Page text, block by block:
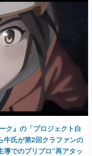
ク』の「プロジェクト白
牛氏が第2回クラファンの
でのプリプロ“再アタッ